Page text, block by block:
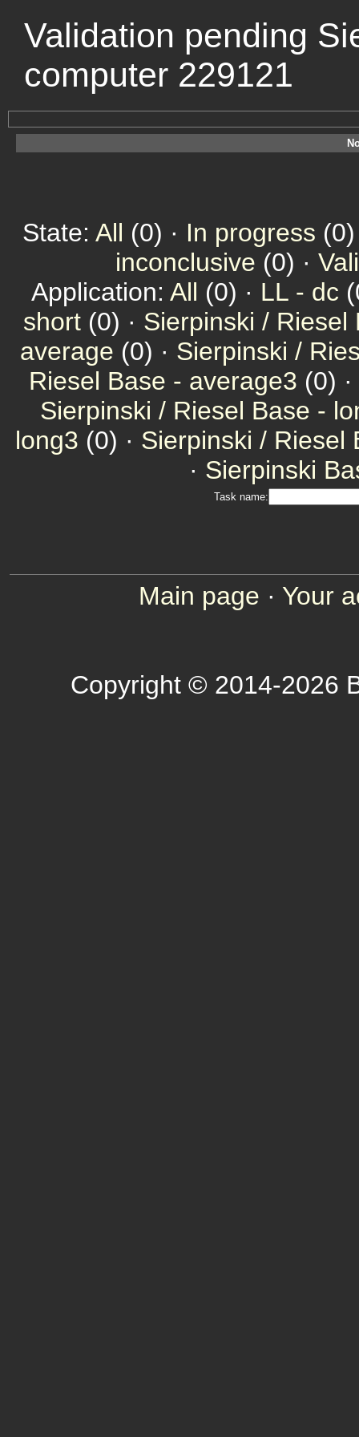
Validation pending
computer 229121
State: All (0) · In progress
inconclusive (0) ·
Application: All (0) · LL - dc
short (0) · Sierpinski / Riesel
average (0) · Sierpinski /
Riesel Base - average3 (0) ·
Sierpinski / Riesel Base -
long3 (0) · Sierpinski / Riesel
· Sierpinski
Task name:
Main page · Your
Copyright © 2014-2026